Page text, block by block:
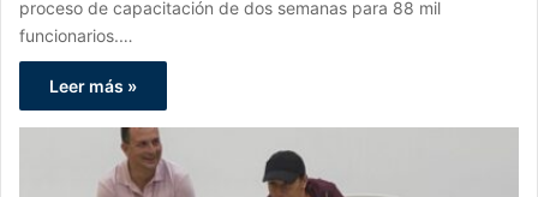
proceso de capacitación de dos semanas para 88 mil
funcionarios.…
Leer más »